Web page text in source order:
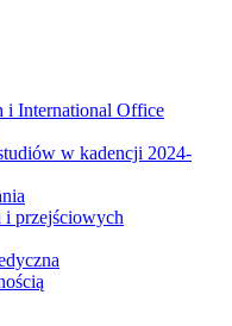
i International Office
w kadencji 2024-
przejściowych